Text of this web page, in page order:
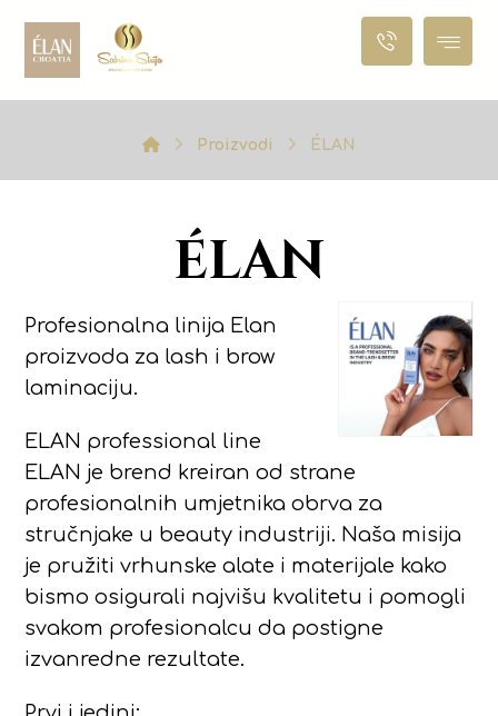
Proizvodi ÉLAN
ÉLAN
Profesionalna linija Elan
proizvoda za lash i brow
laminaciju.
ELAN professional line
ELAN je brend kreiran od strane
profesionalnih umjetnika obrva za
stručnjake u beauty industriji. Naša misija
je pružiti vrhunske alate i materijale kako
bismo osigurali najvišu kvalitetu i pomogli
svakom profesionalcu da postigne
izvanredne rezultate.